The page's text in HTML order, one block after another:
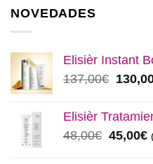
NOVEDADES
Elisièr Instant
137,00€ El
original
Elisièr
48,00€ El
45,00€